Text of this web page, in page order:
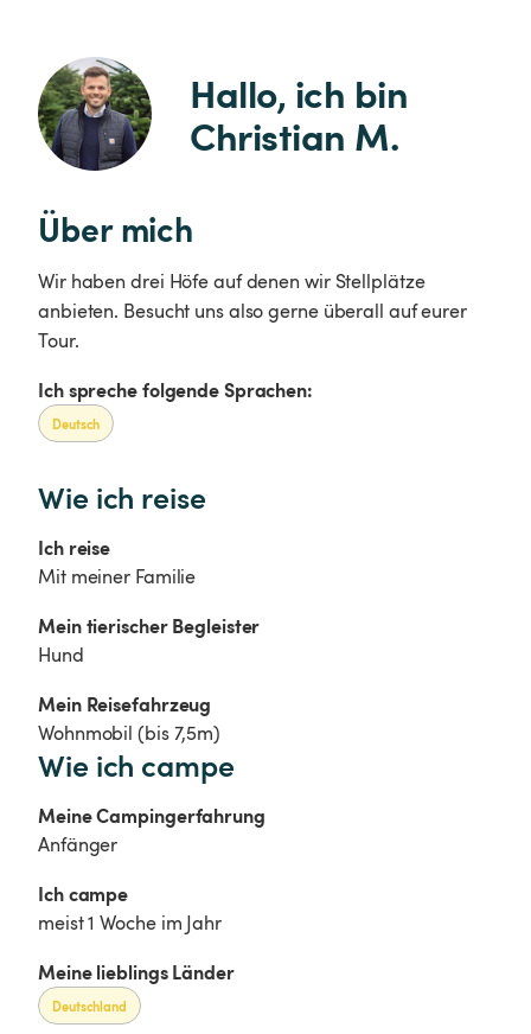
Hallo, ich bin
Christian M.
Über mich
Wir haben drei Höfe auf denen wir Stellplätze
anbieten. Besucht uns also gerne überall auf eurer
Tour.
Ich spreche folgende Sprachen:
Deutsch
Wie ich reise
Ich reise
Mit meiner Familie
Mein tierischer Begleister
Hund
Mein Reisefahrzeug
Wohnmobil (bis 7,5m)
Wie ich campe
Meine Campingerfahrung
Anfänger
Ich campe
meist 1 Woche im Jahr
Meine lieblings Länder
Deutschland